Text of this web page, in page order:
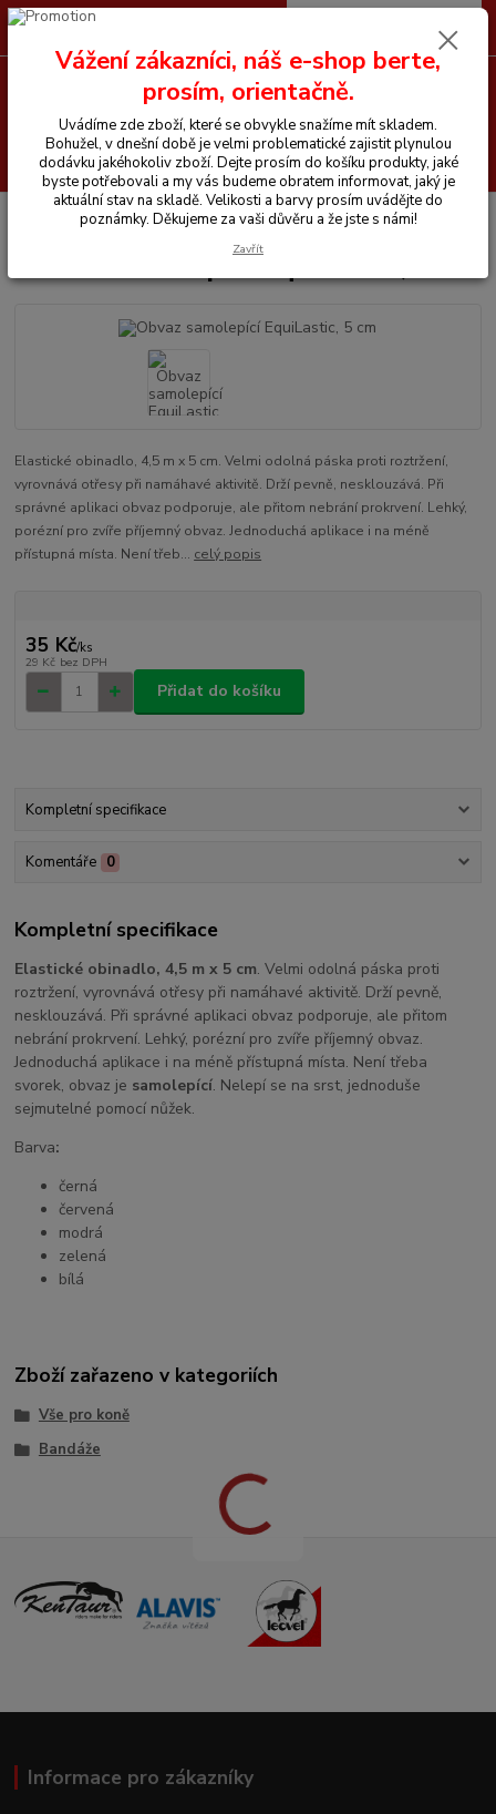
Hledat
+420 605 255 500 0 Kč
Vše pro koně Obvaz samolepící EquiLastic, 5 cm
Obvaz samolepící EquiLastic, 5 cm
Elastické obinadlo, 4,5 m x 5 cm. Velmi odolná páska proti roztržení,
vyrovnává otřesy při namáhavé aktivitě. Drží pevně, nesklouzává. Při
správné aplikaci obvaz podporuje, ale přitom nebrání prokrvení. Lehký,
porézní pro zvíře příjemný obvaz. Jednoduchá aplikace i na méně
přístupná místa. Není třeb... celý popis
35 Kč/ks
29 Kč bez DPH
Přidat do košíku
Kompletní specifikace
Komentáře 0
Kompletní specifikace
Elastické obinadlo, 4,5 m x 5 cm. Velmi odolná páska proti
roztržení, vyrovnává otřesy při namáhavé aktivitě. Drží pevně,
nesklouzává. Při správné aplikaci obvaz podporuje, ale přitom
nebrání prokrvení. Lehký, porézní pro zvíře příjemný obvaz.
Jednoduchá aplikace i na méně přístupná místa. Není třeba
svorek, obvaz je samolepící. Nelepí se na srst, jednoduše
sejmutelné pomocí nůžek.
Barva:
černá
červená
modrá
zelená
bílá
Zboží zařazeno v kategoriích
Vše pro koně
Bandáže
Informace pro zákazníky
Vážení zákazníci, náš e-shop berte,
prosím, orientačně.
Uvádíme zde zboží, které se obvykle snažíme mít skladem.
Bohužel, v dnešní době je velmi problematické zajistit plynulou
dodávku jakéhokoliv zboží. Dejte prosím do košíku produkty, jaké
byste potřebovali a my vás budeme obratem informovat, jaký je
aktuální stav na skladě. Velikosti a barvy prosím uvádějte do
poznámky. Děkujeme za vaši důvěru a že jste s námi!
Zavřít